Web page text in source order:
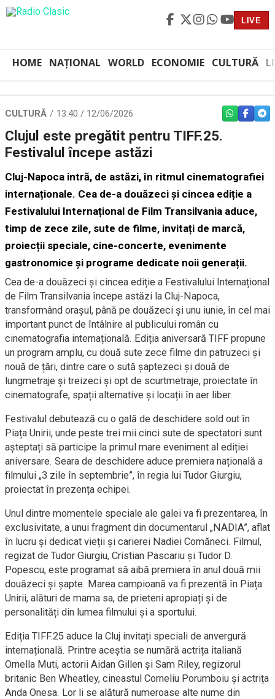
LIVE
HOME NAȚIONAL WORLD ECONOMIE CULTURĂ
CULTURĂ 13:40 / 12/06/2026 WHATSAPP
Clujul este pregătit pentru TIFF.25.
Festivalul începe astăzi
Cluj-Napoca intră, de astăzi, în ritmul cinematografiei
internaționale. Cea de-a douăzeci și cincea ediție a
Festivalului Internațional de Film Transilvania aduce,
timp de zece zile, sute de filme, invitați de marcă,
proiecții speciale, cine-concerte, evenimente
gastronomice și programe dedicate noii generații.
Cea de-a douăzeci și cincea ediție a Festivalului Internațional
de Film Transilvania începe astăzi la Cluj-Napoca,
transformând orașul, până pe douăzeci și unu iunie, în cel mai
important punct de întâlnire al publicului român cu
cinematografia internațională. Ediția aniversară TIFF propune
un program amplu, cu două sute zece filme din patruzeci și
nouă de țări, dintre care o sută șaptezeci și două de
lungmetraje și treizeci și opt de scurtmetraje, proiectate în
cinematografe, spații alternative și locații în aer liber.
Festivalul debutează cu o gală de deschidere sold out în
Piața Unirii, unde peste trei mii cinci sute de spectatori sunt
așteptați să participe la primul mare eveniment al ediției
aniversare. Seara de deschidere aduce premiera națională a
filmului „3 zile în septembrie”, în regia lui Tudor Giurgiu,
proiectat în prezența echipei.
Unul dintre momentele speciale ale galei va fi prezentarea, în
exclusivitate, a unui fragment din documentarul „NADIA”, aflat
în lucru și dedicat vieții și carierei Nadiei Comăneci. Filmul,
regizat de Tudor Giurgiu, Cristian Pascariu și Tudor D.
Popescu, este programat să aibă premiera în anul două mii
douăzeci și șapte. Marea campioană va fi prezentă în Piața
Unirii, alături de mama sa, de prieteni apropiați și de
personalități din lumea filmului și a sportului.
Ediția TIFF.25 aduce la Cluj invitați speciali de anvergură
internațională. Printre aceștia se numără actrița italiană
Ornella Muti, actorii Aidan Gillen și Sam Riley, regizorul
britanic Ben Wheatley, cineastul Corneliu Porumboiu și actrița
Anda Onesa. Lor li se alătură numeroase alte nume din